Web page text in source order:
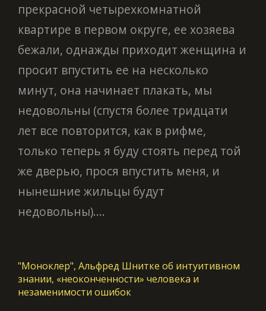
прекрасной четырехкомнатной
квартире в первом округе, ее хозяева
бежали, однажды приходит женщина и
просит впустить ее на несколько
минут, она начинает плакать, мы
недовольны (спустя более тридцати
лет все повторится, как в рифме,
только теперь я буду стоять перед той
же дверью, прося впустить меня, и
нынешние жильцы будут
недовольны)....
"Моноклер", Альфред Шнитке об интуитивном
знании, «неоконченности» человека и
незаменимости ошибок